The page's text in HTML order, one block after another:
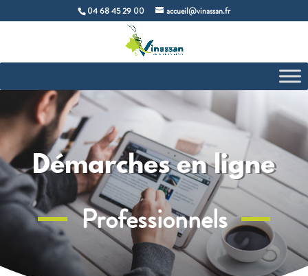
04 68 45 29 00 accueil@vinassan.fr
Démarches en ligne
Professionnels